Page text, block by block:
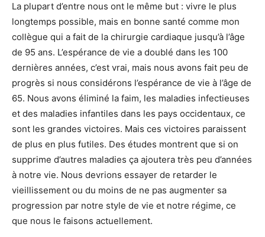
La plupart d’entre nous ont le même but : vivre le plus
longtemps possible, mais en bonne santé comme mon
collègue qui a fait de la chirurgie cardiaque jusqu’à l’âge
de 95 ans. L’espérance de vie a doublé dans les 100
dernières années, c’est vrai, mais nous avons fait peu de
progrès si nous considérons l’espérance de vie à l’âge de
65. Nous avons éliminé la faim, les maladies infectieuses
et des maladies infantiles dans les pays occidentaux, ce
sont les grandes victoires. Mais ces victoires paraissent
de plus en plus futiles. Des études montrent que si on
supprime d’autres maladies ça ajoutera très peu d’années
à notre vie. Nous devrions essayer de retarder le
vieillissement ou du moins de ne pas augmenter sa
progression par notre style de vie et notre régime, ce
que nous le faisons actuellement.